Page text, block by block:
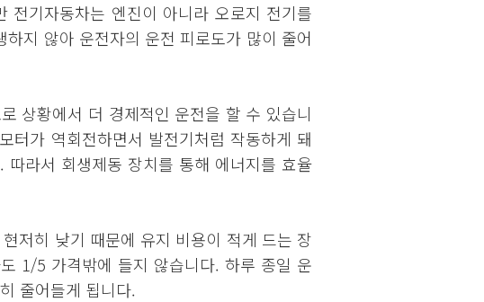
전기자동차는 엔진이 아니라 오로지 전기를
지 않아 운전자의 운전 피로도가 많이 줄어
상황에서 더 경제적인 운전을 할 수 있습니
터가 역회전하면서 발전기처럼 작동하게 돼
라서 회생제동 장치를 통해 에너지를 효율
저히 낮기 때문에 유지 비용이 적게 드는 장
1/5 가격밖에 들지 않습니다. 하루 종일 운
줄어들게 됩니다.